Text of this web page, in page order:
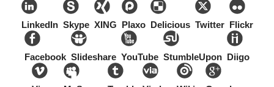
LinkedIn Skype XING Plaxo Delicious Twitter Flickr
Facebook Slideshare YouTube StumbleUpon Diigo